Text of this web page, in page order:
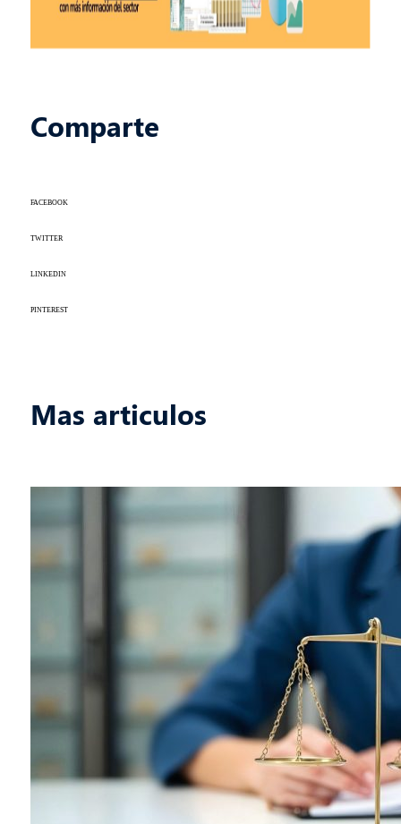
Comparte
FACEBOOK
TWITTER
LINKEDIN
PINTEREST
Mas articulos